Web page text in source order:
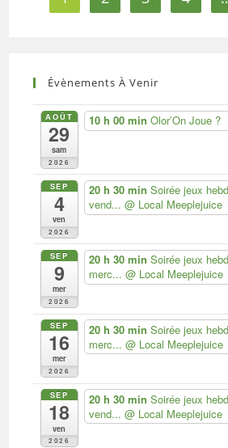
Évènements À Venir
AOÛT
29
sam
2026
10 h 00 min Olor’On Joue ?
SEP
4
ven
2026
20 h 30 min Soirée jeux
vend... @ Local Meeplejuice
SEP
9
mer
2026
20 h 30 min Soirée jeux
merc... @ Local Meeplejuice
SEP
16
mer
2026
20 h 30 min Soirée jeux
merc... @ Local Meeplejuice
SEP
18
ven
2026
20 h 30 min Soirée jeux
vend... @ Local Meeplejuice